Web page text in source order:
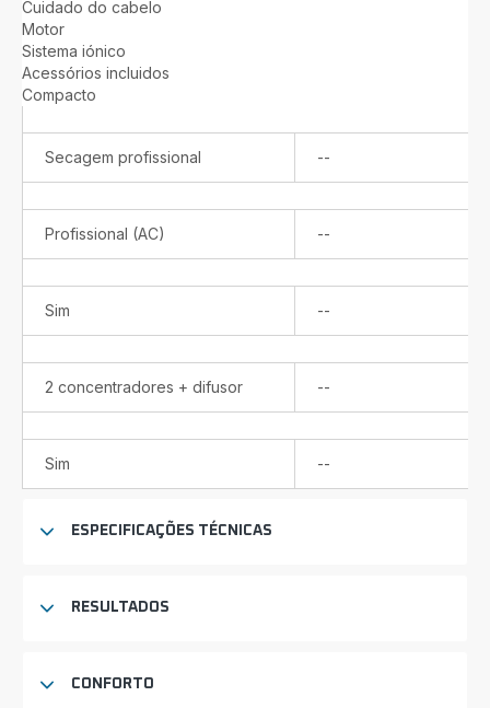
Cuidado do cabelo
Motor
Sistema iónico
Acessórios incluidos
Compacto
Secagem profissional --
disponível
Profissional (AC) --
disponível
Sim --
disponível
2 concentradores + difusor --
disponível
Sim --
disponível
ESPECIFICAÇÕES TÉCNICAS
RESULTADOS
CONFORTO